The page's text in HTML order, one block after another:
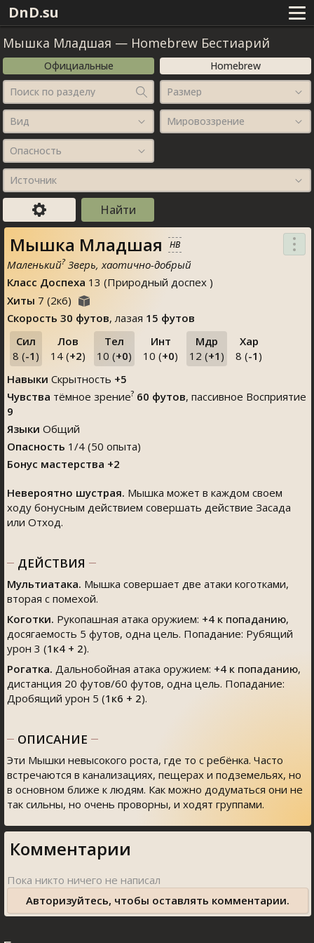
DnD.su
Мышка Младшая — Homebrew Бестиарий
Официальные
Homebrew
Поиск по разделу
Размер
Вид Мировоззрение
Опасность
Источник
Мышка Младшая HB
Маленький?Зверь, хаотично-добрый
Класс Доспеха 13 (Природный доспех )
Хиты 7 (2к6)
Скорость 30 футов, лазая 15 футов
Сил
8 (-1 )
Лов
14 (+2)
Тел
10 (+0)
Инт
10 (+0)
Мдр
12 (+1 )
Хар
8 (-1 )
Навыки Скрытность +5
Чувства тёмное зрение? 60 футов, пассивное Восприятие
9
Языки Общий
Опасность 1/4 (50 опыта)
Бонус мастерства +2
Невероятно шустрая. Мышка может в каждом своем
ходу бонусным действием совершать действие Засада
или Отход.
ДЕЙСТВИЯ
Мультиатака. Мышка совершает две атаки коготками,
вторая с помехой.
Коготки. Рукопашная атака оружием: +4 к попаданию,
досягаемость 5 футов, одна цель. Попадание: Рубящий
урон 3 (1к4 + 2).
Рогатка. Дальнобойная атака оружием: +4 к попаданию,
дистанция 20 футов/60 футов, одна цель. Попадание:
Дробящий урон 5 (1к6 + 2).
ОПИСАНИЕ
Эти Мышки невысокого роста, где то с ребёнка. Часто
встречаются в канализациях, пещерах и подземельях, но
в основном ближе к людям. Как можно додуматься они не
так сильны, но очень проворны, и ходят группами.
Комментарии
Авторизуйтесь, чтобы оставлять комментарии.